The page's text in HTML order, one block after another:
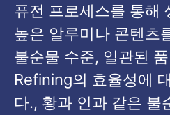
퓨전 프로세스를 통해
높은 알루미나 콘텐츠
불순물 수준, 일관된
Refining의 효율성에
다., 황과 인과 같은 불